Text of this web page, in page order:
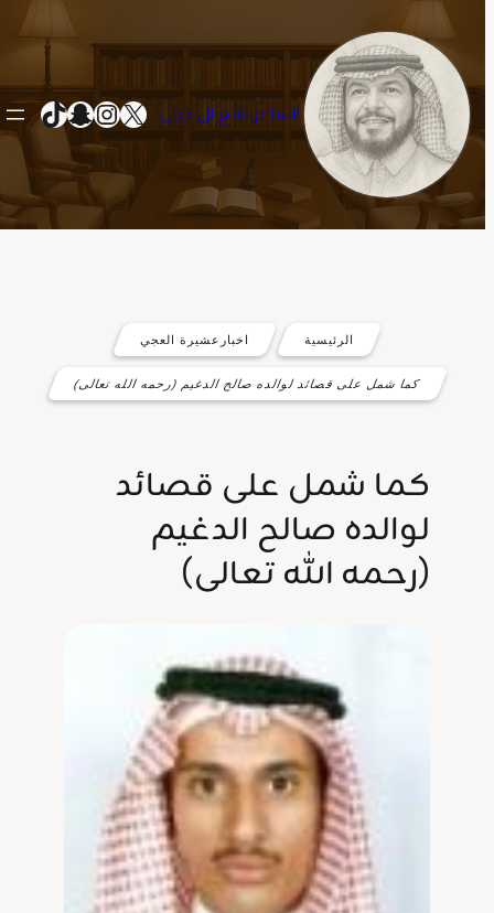
تخطى
الشاعر نافع آل عجي إكسإنستجرام
سناب شاتتيك توك
الرئيسية اخبارعشيرة العجي
كما شمل على قصائد لوالده صالح الدغيم (رحمه الله تعالى)
كما شمل على قصائد
لوالده صالح الدغيم
(رحمه الله تعالى)